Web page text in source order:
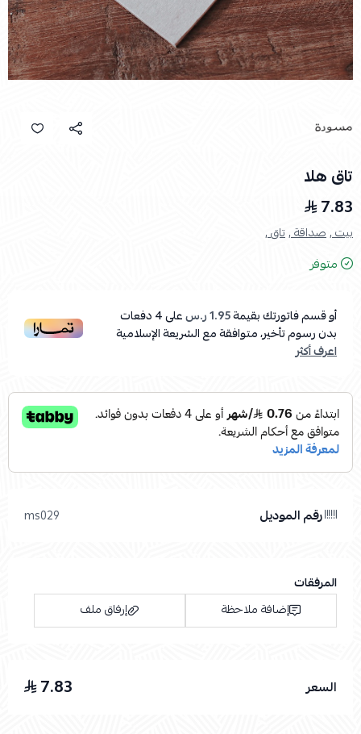
تاق هلا
7.83
بيت ,صداقة ,تاق ,
متوفر
أو قسم فاتورتك بقيمة1.95 ر.س على4دفعات
بدون رسوم تأخير، متوافقة مع الشريعة الإسلامية
اعرف أكثر
رقم الموديل ms029
المرفقات
إضافة ملاحظة
إرفاق ملف
السعر 7.83